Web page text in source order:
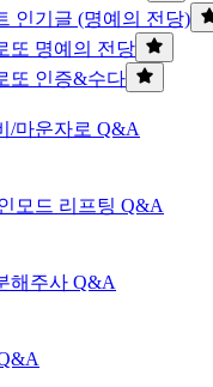
인기글 (명예의 전당)
또 명예의 전당
또 인증&수다
/마운자로 Q&A
모드 리프팅 Q&A
해주사 Q&A